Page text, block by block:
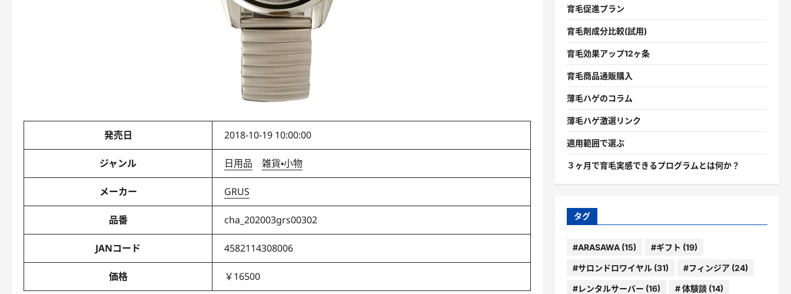
発売日 2018-10-19 10:00:00
ジャンル 日用品 雑貨・小物
メーカー GRUS
品番 cha_202003grs00302
JANコード 4582114308006
価格 ￥16500
育毛促進プラン
育毛剤成分比較(試用)
育毛効果アップ12ヶ条
育毛商品通販購入
薄毛ハゲのコラム
薄毛ハゲ激選リンク
適用範囲で選ぶ
３ヶ月で育毛実感できるプログラムとは何か？
タグ
#ARASAWA(15) #ギフト (19)
#サロンドロワイヤル(31) #フィンジア(24)
#レンタルサーバー (16) # 体験談(14)